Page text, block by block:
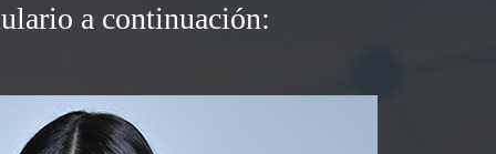
a continuación: